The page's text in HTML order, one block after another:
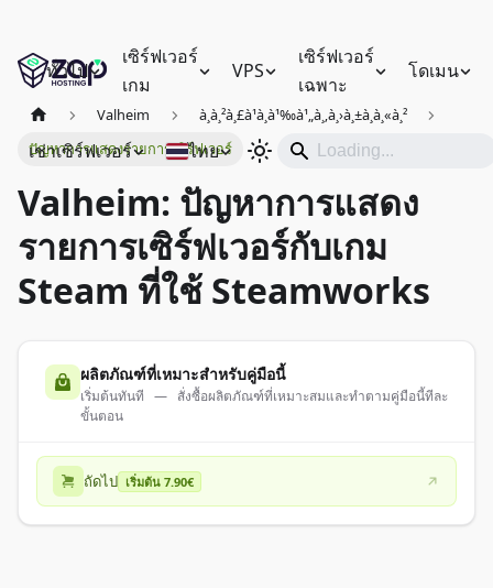
ทั่วไป
เซิร์ฟเวอร์
เกม
VPS
เซิร์ฟเวอร์
เฉพาะ
โดเมน
เช่าเซิร์ฟเวอร์ ไทย
Valheim
à¸à¸²à¸£à¹à¸à¹‰à¹„à¸‚à¸›à¸±à¸à¸«à¸²
ปัญหาการแสดงรายการเซิร์ฟเวอร์
Valheim: ปัญหาการแสดง
รายการเซิร์ฟเวอร์กับเกม
Steam ที่ใช้ Steamworks
ผลิตภัณฑ์ที่เหมาะสำหรับคู่มือนี้
เริ่มต้นทันที — สั่งซื้อผลิตภัณฑ์ที่เหมาะสมและทำตามคู่มือนี้ทีละ
ขั้นตอน
ถัดไป เริ่มต้น 7.90€